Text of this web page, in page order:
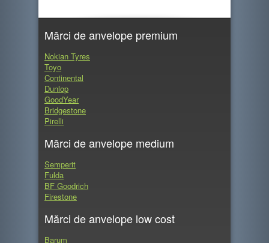
Mărci de anvelope premium
Nokian Tyres
Toyo
Continental
Dunlop
GoodYear
Bridgestone
Pirelli
Mărci de anvelope medium
Semperit
Fulda
BF Goodrich
Firestone
Mărci de anvelope low cost
Barum